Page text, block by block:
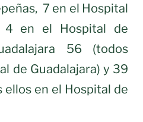
7 en el Hospital
4 en el Hospital de
56 (todos
de Guadalajara) y 39
ellos en el Hospital de